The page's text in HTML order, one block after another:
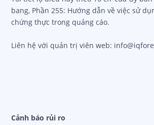
bang, Phần 255: Hướng dẫn về việc sử
chứng thực trong quảng cáo.
Liên hệ với quản trị viên web:
Cảnh báo rủi ro